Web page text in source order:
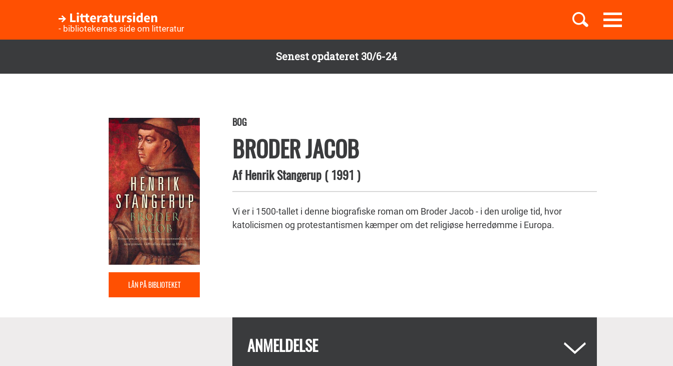
Senest opdateret 30/6-24
Toggle
navigation
- bibliotekernes side om litteratur
Børnebøger
Temaer
LÅN PÅ BIBLIOTEKET
BOG
BRODER JACOB
AfHenrik Stangerup(1991 )
Vi er i 1500-tallet i denne biografiske roman om Broder Jacob - i den urolige tid, hvor
katolicismen og protestantismen kæmper om det religiøse herredømme i Europa.
ANMELDELSE